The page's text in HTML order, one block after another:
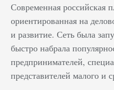
Современная российская
ориентированная на
и развитие. Сеть была
быстро набрала
предпринимателей,
представителей малого и